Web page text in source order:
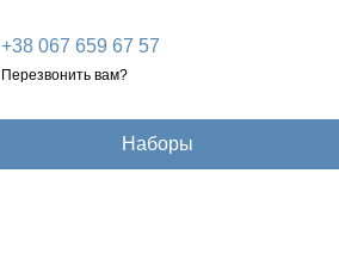
+38 067 659 67 57
Перезвонить вам?
Наборы